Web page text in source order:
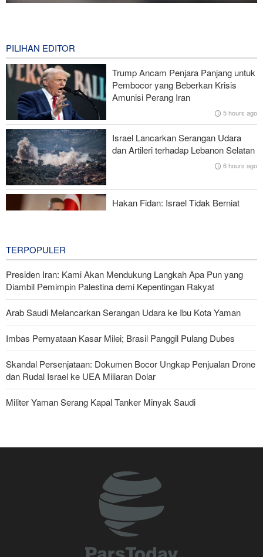
Brigjen Akrami Nia: Artesh dalam Kondisi Siaga Penuh
Foreign Policy: Riyadh Terjepit di Antara Iran dan Ansarullah,
Kebijakan Ini Gagal
Brigjen Ebnolreza: Teknologi Iran Lebih Unggul daripada Sistem
Impor Mana Pun di Kawasan
Mengapa AS Nyaris Kehabisan Senjata dalam perang melawan
Iran?
PILIHAN EDITOR
Trump Ancam Penjara Panjang untuk
Pembocor yang Beberkan Krisis
Amunisi Perang Iran
5 hours ago
Israel Lancarkan Serangan Udara
dan Artileri terhadap Lebanon Selatan
6 hours ago
Hakan Fidan: Israel Tidak Berniat
TERPOPULER
Presiden Iran: Kami Akan Mendukung Langkah Apa Pun yang
Diambil Pemimpin Palestina demi Kepentingan Rakyat
Arab Saudi Melancarkan Serangan Udara ke Ibu Kota Yaman
Imbas Pernyataan Kasar Milei; Brasil Panggil Pulang Dubes
Skandal Persenjataan: Dokumen Bocor Ungkap Penjualan Drone
dan Rudal Israel ke UEA Miliaran Dolar
Militer Yaman Serang Kapal Tanker Minyak Saudi
Legislator Iran: AS Akan Segera Diusir dari Kawasan dan Semua